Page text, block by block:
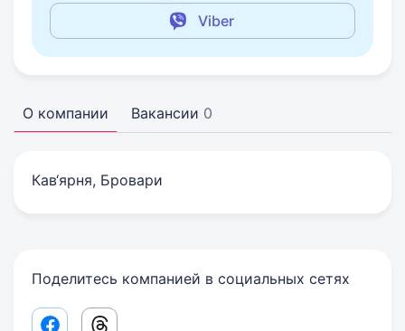
Viber
О компании Вакансии 0
Кав‘ярня, Бровари
Поделитесь компанией в социальных сетях